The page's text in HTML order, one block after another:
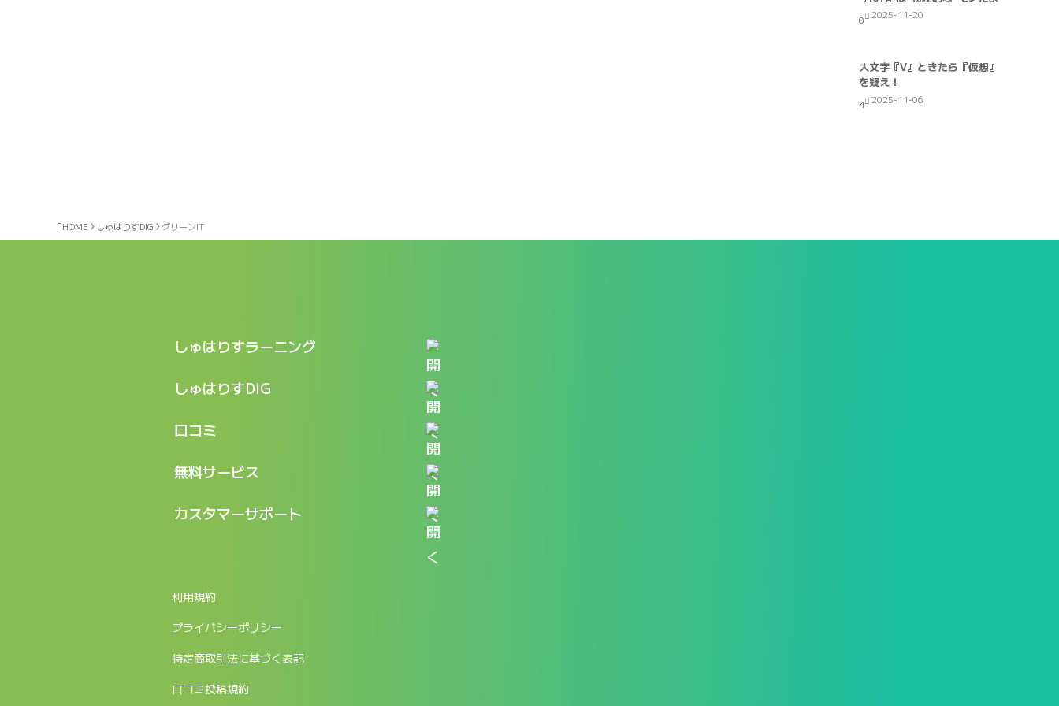
0 2025-11-20
大文字『V』ときたら『仮想』
を疑え！
4 2025-11-06
HOME しゅはりすDIG グリーンIT
しゅはりすラーニング
特長
料金
新着情報
ログイン
しゅはりすDIG
記事一覧
口コミ
口コミ一覧
無料サービス
LINEで『Iパス ならし学習』
カスタマーサポート
返金申請フォーム
利用規約
プライバシーポリシー
特定商取引法に基づく表記
口コミ投稿規約